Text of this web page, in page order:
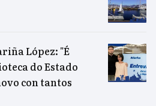
López: "É
do Estado
con tantos